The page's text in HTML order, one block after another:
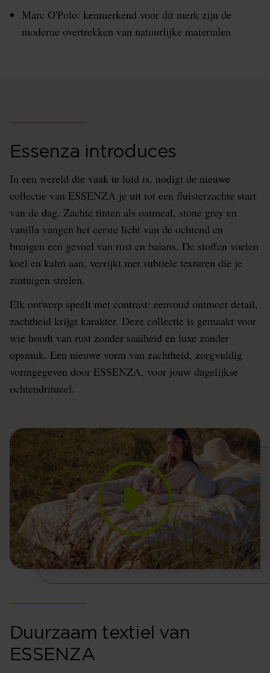
Marc O'Polo: kenmerkend voor dit merk zijn de
moderne overtrekken van natuurlijke materialen
Essenza introduces
In een wereld die vaak te luid is, nodigt de nieuwe
collectie van ESSENZA je uit tot een fluisterzachte start
van de dag. Zachte tinten als oatmeal, stone grey en
vanilla vangen het eerste licht van de ochtend en
brengen een gevoel van rust en balans. De stoffen voelen
koel en kalm aan, verrijkt met subtiele texturen die je
zintuigen strelen.
Elk ontwerp speelt met contrast: eenvoud ontmoet detail,
zachtheid krijgt karakter. Deze collectie is gemaakt voor
wie houdt van rust zonder saaiheid en luxe zonder
opsmuk. Een nieuwe vorm van zachtheid, zorgvuldig
vormgegeven door ESSENZA, voor jouw dagelijkse
ochtendritueel.
Duurzaam textiel van
ESSENZA